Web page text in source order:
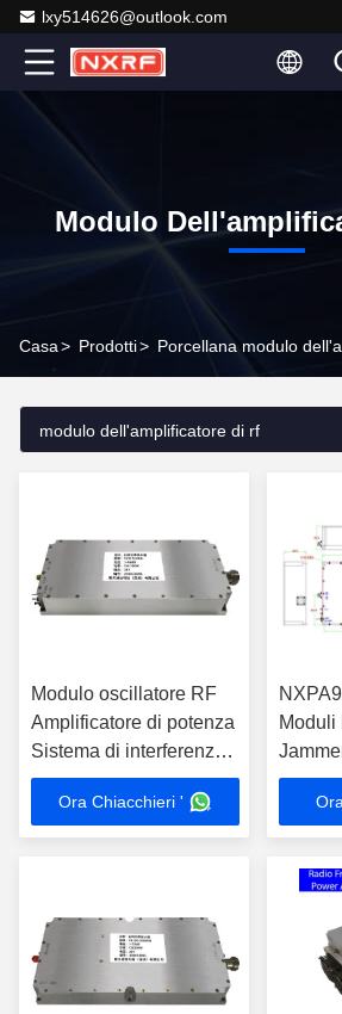
lxy514626@outlook.com
Modulo
Casa> Prodotti> Porcellana modulo
modulo dell'amplificatore di rf
Modulo oscillatore RF
Amplificatore di potenza
Sistema di interferenza
NXPA30 678MHz 100W
Ora Chiacchieri '
Moduli
a